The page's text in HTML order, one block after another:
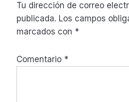
los
lectores
Tu dirección de correo
publicada. Los campos
marcados con *
Comentario *